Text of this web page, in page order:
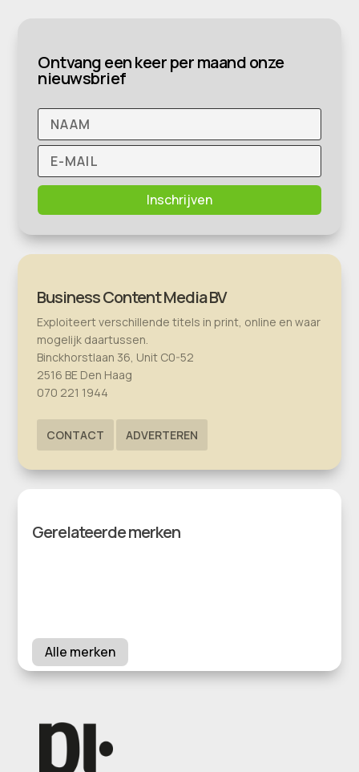
Ontvang een keer per maand onze
nieuwsbrief
Inschrijven
Business Content Media BV
Exploiteert verschillende titels in print, online en waar
mogelijk daartussen.
Binckhorstlaan 36, Unit C0-52
2516 BE Den Haag
070 221 1944
CONTACT ADVERTEREN
Gerelateerde merken
Alle merken